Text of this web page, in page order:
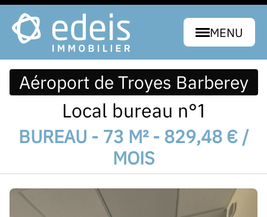
MENU
Aéroport de Troyes Barberey
Local bureau n°1
BUREAU - 73 M² - 829,48 € /
MOIS